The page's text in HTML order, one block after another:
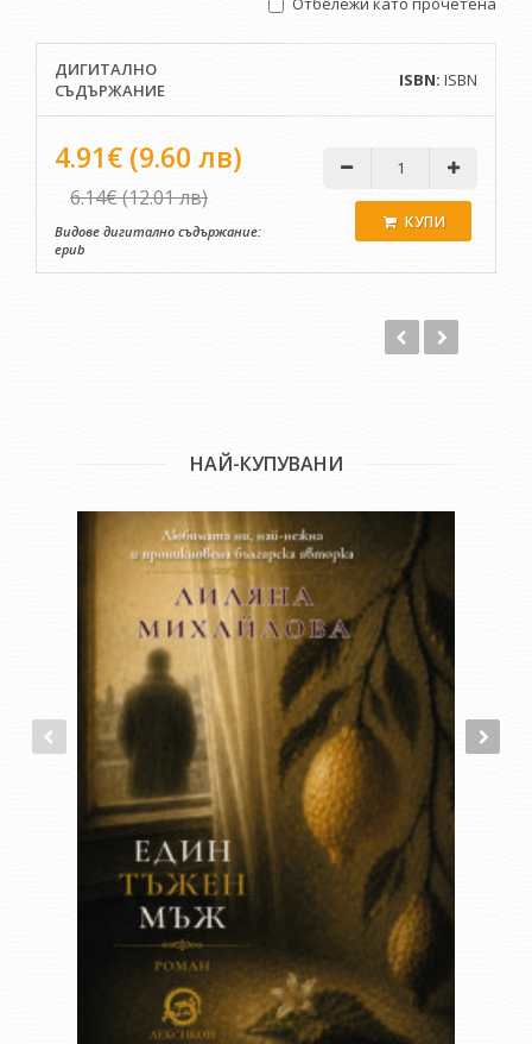
работи като библиотекар в Българското книжовно
трилогията "Братя"(1927), "Първи бразди"(1929) и "През
огъня"(1931), повестите "Когато бях малък" и "Бедният
През Първата световна война работи в редакциите на в.
"Военни известия" и сп. "Отечество". Започва да пише
разкази с военен сюжет, в които пресъздава ада на
войната като очевидец на събитията, и които публикува в
Добри Немиров развива и обществена дейност. Той е една
София, инициатор за развитието на тази структура в
цялата страна и има важна роля за създаването през 1924
г. на русенския Дом на изкуствата и печата. Един от
създателите на Съюза на българските писатели.
ДИГИТАЛНО
СЪДЪРЖАНИЕ
ISBN: ISBN
4.91€ (9.60 лв)
6.14€ (12.01 лв)
Видове дигитално съдържание:
epub
КУПИ
НАЙ-КУПУВАНИ